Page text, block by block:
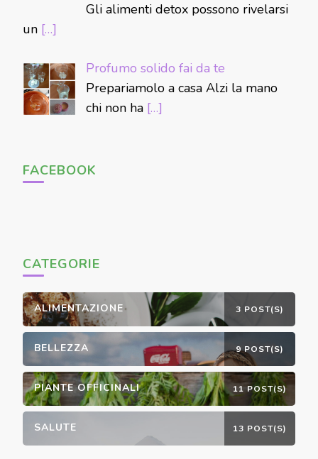
Gli alimenti detox possono rivelarsi
un […]
Profumo solido fai da te
Prepariamolo a casa Alzi la mano
chi non ha […]
FACEBOOK
CATEGORIE
ALIMENTAZIONE 3 POST(S)
BELLEZZA 9 POST(S)
PIANTE OFFICINALI 11 POST(S)
SALUTE 13 POST(S)